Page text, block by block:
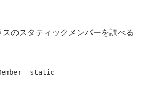
のスタティックメンバーを調べる
-static